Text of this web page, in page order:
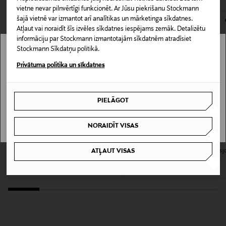
vietne nevar pilnvērtīgi funkcionēt. Ar Jūsu piekrišanu Stockmann
šajā vietnē var izmantot arī analītikas un mārketinga sīkdatnes.
Atļaut vai noraidīt šīs izvēles sīkdatnes iespējams zemāk. Detalizētu
informāciju par Stockmann izmantotajām sīkdatnēm atradīsiet
Stockmann Sīkdatņu politikā.
Privātuma politika un sīkdatnes
PIELĀGOT
NORAIDĪT VISAS
ATĻAUT VISAS
162204179
Iepakojuma izmērs
240 ml
"Natural" sertifikāts, Vegāns
Ādas tips
Svaigs aromāts
kas tiek atdoti atpakaļ, ir jābūt to sākotnējā neatvērtajā
iepakojumā.
PREČU ATGRIEŠANAS POLITIKA
299 Body Cream Lemongrass ķermeņa
Hydra Soft Body Lotion ķermeņa
Stockmann nav pieejams tavā valstī.
I UNDERSTAND